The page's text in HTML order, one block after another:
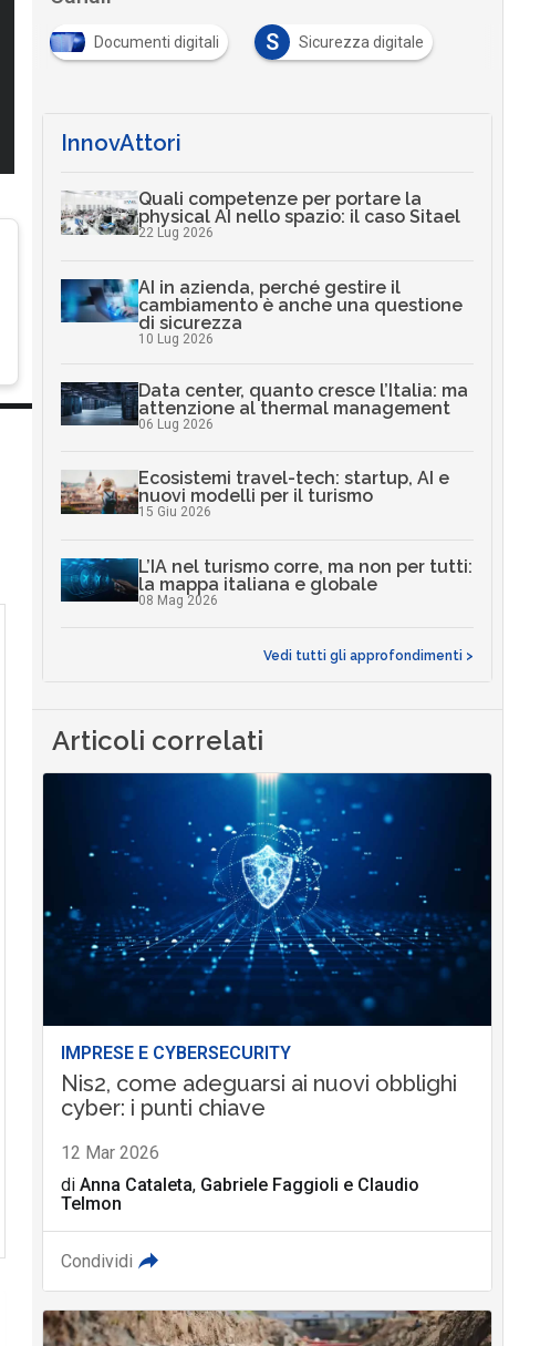
Documenti digitali S Sicurezza digitale
InnovAttori
Quali competenze per portare la
physical AI nello spazio: il caso Sitael
22 Lug 2026
AI in azienda, perché gestire il
cambiamento è anche una questione
di sicurezza
10 Lug 2026
Data center, quanto cresce l’Italia: ma
attenzione al thermal management
06 Lug 2026
Ecosistemi travel-tech: startup, AI e
nuovi modelli per il turismo
15 Giu 2026
L’IA nel turismo corre, ma non per tutti:
la mappa italiana e globale
08 Mag 2026
Vedi tutti gli approfondimenti >
Articoli correlati
IMPRESE E CYBERSECURITY
Nis2, come adeguarsi ai nuovi obblighi
cyber: i punti chiave
12 Mar 2026
di Anna Cataleta, Gabriele Faggioli e Claudio
Telmon
Condividi